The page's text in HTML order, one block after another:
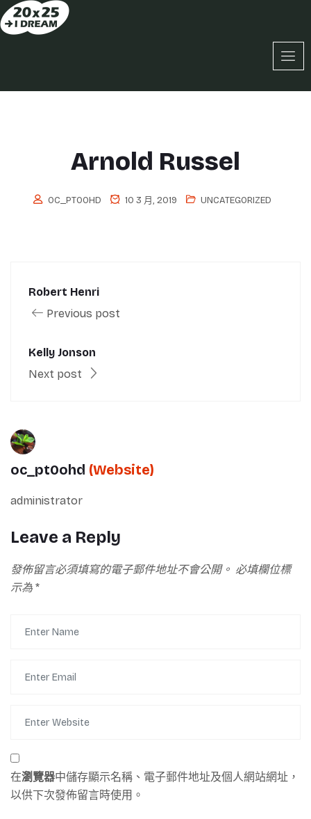
Arnold Russel
OC_PT0OHD 10 3 月, 2019 UNCATEGORIZED
Robert Henri
Previous post
Kelly Jonson
Next post
oc_pt0ohd (Website)
administrator
Leave a Reply
發佈留言必須填寫的電子郵件地址不會公開。 必填欄位標
示為 *
在瀏覽器中儲存顯示名稱、電子郵件地址及個人網站網址，
以供下次發佈留言時使用。